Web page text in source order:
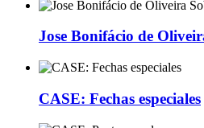
Jose Bonifácio de
CASE: Fechas especiales